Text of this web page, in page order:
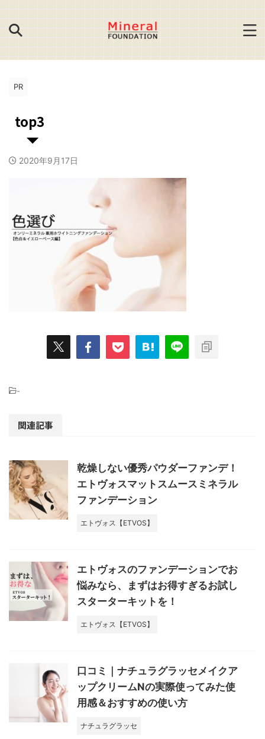
PR
top3
2020年9月17日
-
関連記事
乾燥しない優秀パウダーファンデ！
エトヴォスマットスムースミネラル
ファンデーション
エトヴォス【ETVOS】
エトヴォスのファンデーションでお
悩みなら、まずはお得すぎるお試し
スターターキットを！
エトヴォス【ETVOS】
口コミ｜ナチュラグラッセメイクア
ップクリームNの実際使ってみた使
用感＆おすすめの使い方
ナチュラグラッセ